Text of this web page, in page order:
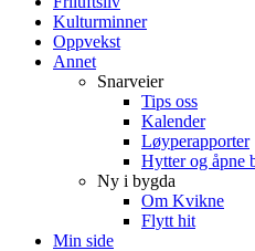
Kulturminner
Oppvekst
Annet
Snarveier
Tips oss
Kalender
Løyperapporter
Hytter og åpne
Ny i bygda
Om Kvikne
Flytt hit
Min side